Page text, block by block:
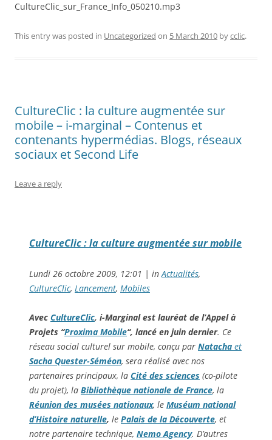
CultureClic_sur_France_Info_050210.mp3
This entry was posted in Uncategorized on 5 March 2010 bycclic.
CultureClic : la culture augmentée sur
mobile – i-marginal – Contenus et
contenants hypermédias. Blogs, réseaux
sociaux et Second Life
Leave a reply
CultureClic : la culture augmentée sur mobile
Lundi 26 octobre 2009, 12:01 | in Actualités,
CultureClic, Lancement, Mobiles
Avec CultureClic, i-Marginal est lauréat de l’Appel à
Projets “Proxima Mobile“, lancé en juin dernier. Ce
réseau social culturel sur mobile, conçu par Natacha et
Sacha Quester-Séméon, sera réalisé avec nos
partenaires principaux, la Cité des sciences (co-pilote
du projet), la Bibliothèque nationale de France, la
Réunion des musées nationaux, le Muséum national
d’Histoire naturelle, le Palais de la Découverte, et
notre partenaire technique, Nemo Agency. D’autres